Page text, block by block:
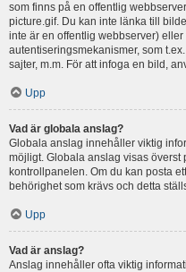
som finns på en offentlig
picture.gif. Du kan inte länka till
inte är en offentlig webbserver)
autentiseringsmekanismer, som
sajter, m.m. För att infoga en bild,
Upp
Vad är globala anslag?
Globala anslag innehåller viktig
möjligt. Globala anslag visas överst
kontrollpanelen. Om du kan posta
behörighet som krävs och detta
Upp
Vad är anslag?
Anslag innehåller ofta viktig